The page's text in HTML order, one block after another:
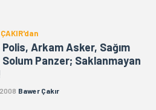
Polis, Arkam Asker, Sağım
Panzer; Saklanmayan
Bawer Çakır